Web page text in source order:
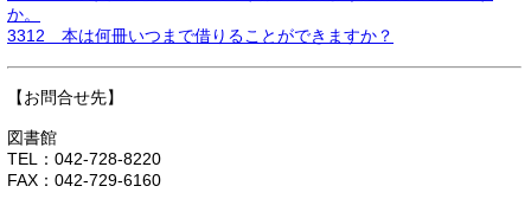
か。
3312 本は何冊いつまで借りることができますか？
【お問合せ先】
図書館
TEL：042-728-8220
FAX：042-729-6160